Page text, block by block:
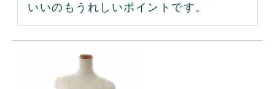
いいのもうれしいポイントです。